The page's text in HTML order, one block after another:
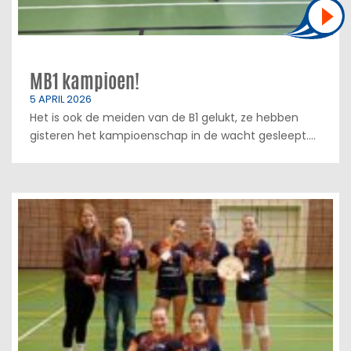
MB1 kampioen!
5 APRIL 2026
Het is ook de meiden van de B1 gelukt, ze hebben
gisteren het kampioenschap in de wacht gesleept....